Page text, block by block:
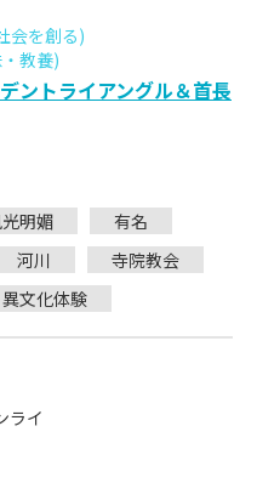
会を創る)
教養)
ントライアングル＆首長
明媚
有名
河川
寺院教会
異文化体験
ライ